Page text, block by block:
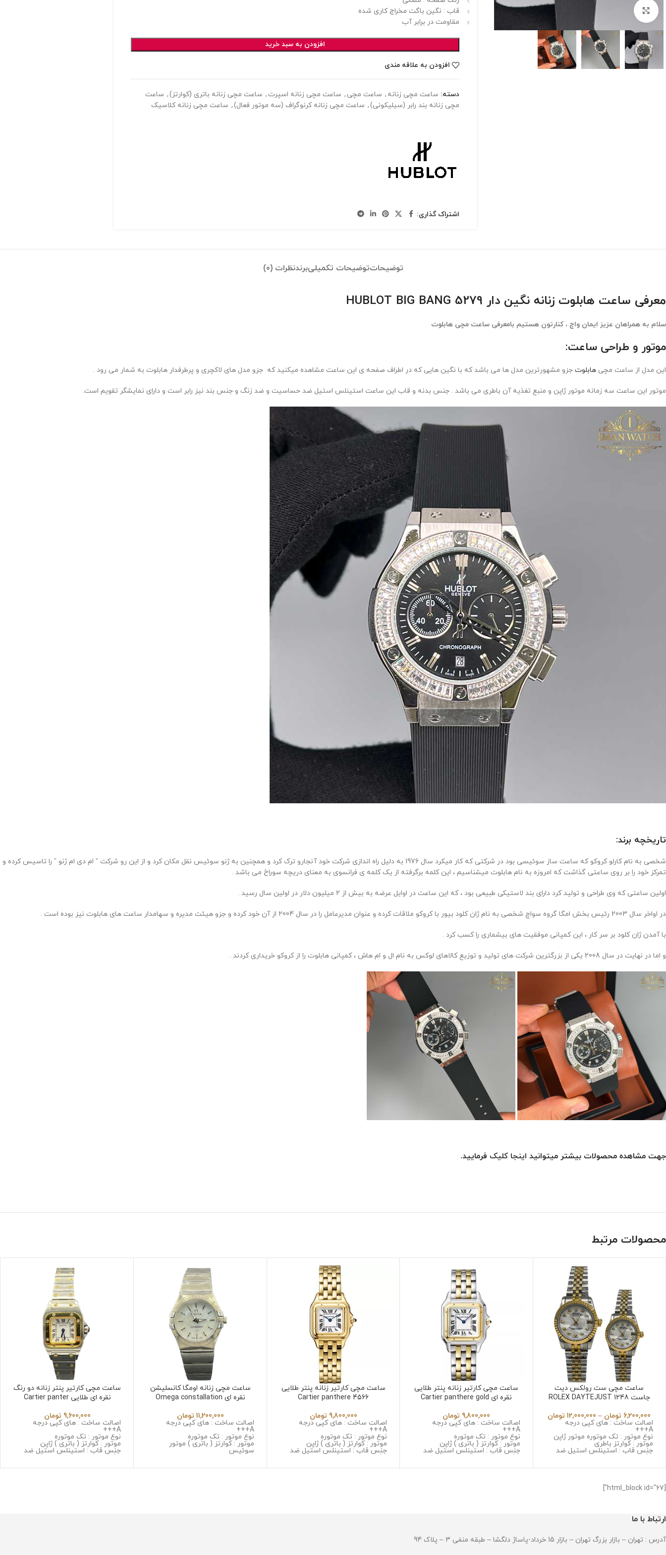
برای بزرگنمایی کلیک کنید
قاب : نگین باگت مخراج کاری شده
مقاومت در برابر آب
افزودن به سبد خرید
افزودن به علاقه مندی
دسته: ساعت مچی زنانه , ساعت مچی , ساعت مچی زنانه اسپرت , ساعت مچی زنانه باتری (کوارتز), ساعت
مچی زنانه بند رابر (سیلیکونی), ساعت مچی زنانه کرنوگراف (سه موتور فعال), ساعت مچی زنانه کلاسیک
اشتراک گذاری:
توضیحاتتوضیحات تکمیلیبرندنظرات (0)
معرفی ساعت هابلوت زنانه نگین دار HUBLOT BIG BANG 5279
سلام به همراهان عزیز ایمان واچ ، کنارتون هستیم بامعرفی ساعت مچی هابلوت
موتور و طراحی ساعت:
این مدل از ساعت مچی هابلوت جزو مشهورترین مدل ها می باشد که با نگین هایی که در اطراف صفحه ی این ساعت مشاهده میکنید که جزو مدل های لاکچری و پرطرفدار هابلوت به شمار می رود .
موتور این ساعت سه زمانه موتور ژاپن و منبع تغذیه آن باطری می باشد . جنس بدنه و قاب این ساعت استینلس استیل ضد حساسیت و ضد زنگ و جنس بند نیز رابر است و دارای نمایشگر تقویم است.
تاریخچه برند:
شخصی به نام کارلو کروکو که ساعت ساز سوئیسی بود در شرکتی که کار میکرد سال 1976 به دلیل راه اندازی شرکت خود آنجارو ترک کرد و همچنین به ژنو سوئیس نقل مکان کرد و از این رو شرکت ” ام دی ام ژنو ” را تاسیس کرده و
تمرکز خود را بر روی ساعتی گذاشت که امروزه به نام هابلوت میشناسیم ، این کلمه برگرفته از یک کلمه ی فرانسوی به معنای دریچه سوراخ می باشد .
اولین ساعتی که وی طراحی و تولید کرد دارای بند لاستیکی طبیعی بود ، که این ساعت در اوایل عرضه به بیش از 2 میلیون دلار در اولین سال رسید .
در اواخر سال 2003 رئیس بخش امگا گروه سواچ شخصی به نام ژان کلود بیور با کروکو ملاقات کرده و عنوان مدیرعامل را در سال 2004 از آن خود کرده و جزو هیئت مدیره و سهامدار ساعت های هابلوت نیز بوده است .
با آمدن ژان کلود بر سر کار ، این کمپانی موفقیت های بیشماری را کسب کرد .
و اما در نهایت در سال 2008 یکی از بزرگترین شرکت های تولید و توزیع کالاهای لوکس به نام ال و ام هاش ، کمپانی هابلوت را از کروکو خریداری کردند .
جهت مشاهده محصولات بیشتر میتوانید اینجا کلیک فرمایید.
محصولات مرتبط
ساعت مچی ست رولکس دیت
جاست ROLEX DAYTEJUST 1248
6,200,000 تومان –
12,000,000 تومان
اصالت ساخت : های کپی درجه
A+++
نوع موتور : تک موتوره موتور ژاپن
موتور : کوارتز باطری
جنس قاب : استینلس استیل ضد
زنگ و ضد حساسیت
کیفیت
و ضد حساسیت
قطر صفحه مردانه : 36 میلیمتر
مقاومت در برابر آب
ساعت مچی کارتیر زنانه پنتر طلایی
نقره ای Cartier panthere gold
9,800,000 تومان
اصالت ساخت : های کپی درجه
A+++
نوع موتور : تک موتوره
موتور : کوارتز ( باتری ) ژاپن
جنس قاب : استینلس استیل ضد
زنگ و ضد حساسیت
جنس بند : استینلس استیل ضد زنگ
ساعت مچی کارتیر زنانه پنتر طلایی
Cartier panthere 4566
9,800,000 تومان
اصالت ساخت : های کپی درجه
A+++
نوع موتور : تک موتوره
موتور : کوارتز ( باتری ) ژاپن
جنس قاب : استینلس استیل ضد
زنگ و ضد حساسیت
جنس بند : استینلس استیل ضد زنگ
ساعت مچی زنانه اومگا کانسلیشن
نقره ای Omega constallation
11,200,000 تومان
اصالت ساخت : های کپی درجه
A+++
نوع موتور : تک موتوره
موتور : کوارتز ( باتری ) موتور
سوئیس
جنس قاب : استینلس استیل ضد
جنس شیشه : سافایر ضد خش
ساعت مچی کارتیر پنتر زنانه دو رنگ
نقره ای طلایی Cartier panter
9,600,000 تومان
اصالت ساخت : های کپی درجه
A+++
نوع موتور : تک موتوره
موتور : کوارتز ( باتری ) ژاپن
جنس قاب : استینلس استیل ضد
زنگ و ضد حساسیت
جنس بند : استینلس استیل ضد زنگ
[html_block id="67"]
ارتباط با ما
آدرس : تهران – بازار بزرگ تهران – بازار 15 خرداد-پاساژ دلگشا – طبقه منفی 3 – پلاک 94